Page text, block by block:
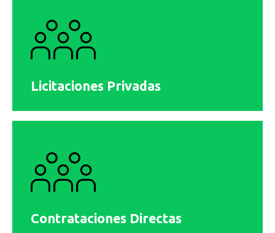
Licitaciones Privadas
Contrataciones Directas